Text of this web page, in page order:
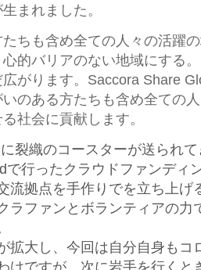
まれました。
ちも含め全ての人々の活躍
的バリアのない地域にする
がります。Saccora Share
のある方たちも含め全ての
社会に貢献します。
裂織のコースターが送られ
で行ったクラウドファンディ
流拠点を手作りでを立ち上げ
ラファンとボランティアの力
拡大し、今回は自分自身もコ